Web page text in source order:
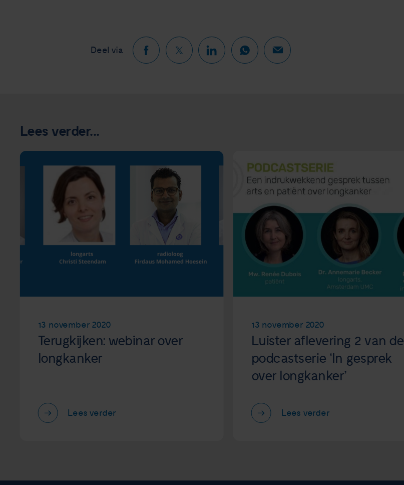
Deel via
Lees verder...
13 november 2020
Terugkijken: webinar over
longkanker
Lees verder
13 november 2020
Luister aflevering 2 van de
podcastserie ‘In gesprek
over longkanker’
Lees verder